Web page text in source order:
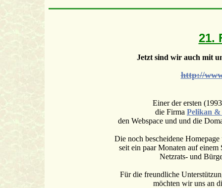
21.
Jetzt sind wir auch mit
http://
Einer der ersten
die Firma Pelikan
den Webspace und und die
Die noch bescheidene Homepage
seit ein paar Monaten auf
Netzrats- und
Für die freundliche
möchten wir uns an